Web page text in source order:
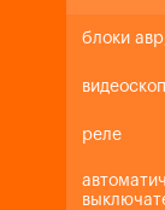
блоки
реле